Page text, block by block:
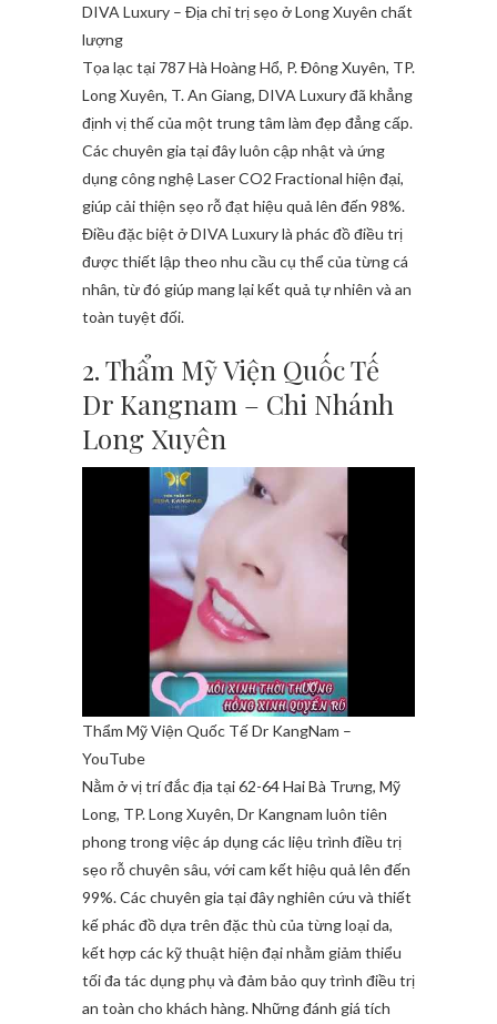
DIVA Luxury – Địa chỉ trị sẹo ở Long Xuyên chất
lượng
Tọa lạc tại 787 Hà Hoàng Hổ, P. Đông Xuyên, TP.
Long Xuyên, T. An Giang, DIVA Luxury đã khẳng
định vị thế của một trung tâm làm đẹp đẳng cấp.
Các chuyên gia tại đây luôn cập nhật và ứng
dụng công nghệ Laser CO2 Fractional hiện đại,
giúp cải thiện sẹo rỗ đạt hiệu quả lên đến 98%.
Điều đặc biệt ở DIVA Luxury là phác đồ điều trị
được thiết lập theo nhu cầu cụ thể của từng cá
nhân, từ đó giúp mang lại kết quả tự nhiên và an
toàn tuyệt đối.
2. Thẩm Mỹ Viện Quốc Tế
Dr Kangnam – Chi Nhánh
Long Xuyên
Thẩm Mỹ Viện Quốc Tế Dr KangNam –
YouTube
Nằm ở vị trí đắc địa tại 62-64 Hai Bà Trưng, Mỹ
Long, TP. Long Xuyên, Dr Kangnam luôn tiên
phong trong việc áp dụng các liệu trình điều trị
sẹo rỗ chuyên sâu, với cam kết hiệu quả lên đến
99%. Các chuyên gia tại đây nghiên cứu và thiết
kế phác đồ dựa trên đặc thù của từng loại da,
kết hợp các kỹ thuật hiện đại nhằm giảm thiểu
tối đa tác dụng phụ và đảm bảo quy trình điều trị
an toàn cho khách hàng. Những đánh giá tích